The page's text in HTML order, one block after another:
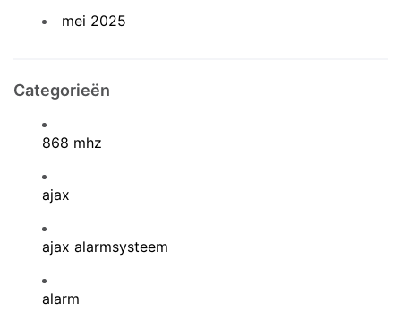
mei 2025
Categorieën
868 mhz
ajax
ajax alarmsysteem
alarm